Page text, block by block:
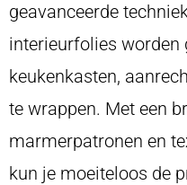
geavanceerde
interieurfolies worden
keukenkasten,
te wrappen. Met een
marmerpatronen en
kun je moeiteloos de